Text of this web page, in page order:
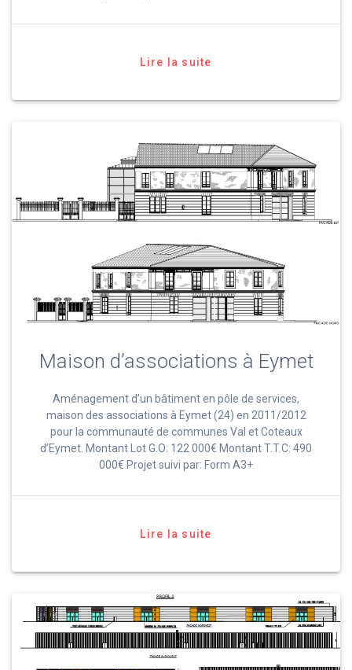
Lire la suite
Maison d’associations à Eymet
Aménagement d’un bâtiment en pôle de services,
maison des associations à Eymet (24) en 2011/2012
pour la communauté de communes Val et Coteaux
d’Eymet. Montant Lot G.O: 122 000€ Montant T.T.C: 490
000€ Projet suivi par: Form A3+
Lire la suite